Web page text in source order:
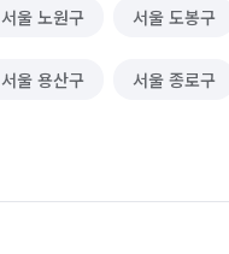
서울 노원구 서울 도봉구
서울 용산구 서울 종로구